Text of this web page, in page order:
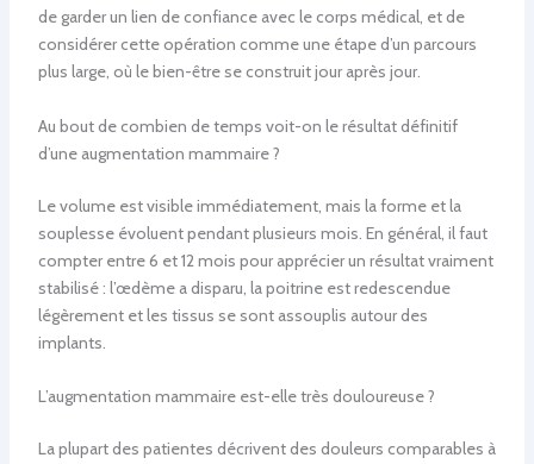
de garder un lien de confiance avec le corps médical, et de
considérer cette opération comme une étape d’un parcours
plus large, où le bien-être se construit jour après jour.
Au bout de combien de temps voit-on le résultat définitif
d’une augmentation mammaire ?
Le volume est visible immédiatement, mais la forme et la
souplesse évoluent pendant plusieurs mois. En général, il faut
compter entre 6 et 12 mois pour apprécier un résultat vraiment
stabilisé : l’œdème a disparu, la poitrine est redescendue
légèrement et les tissus se sont assouplis autour des
implants.
L’augmentation mammaire est-elle très douloureuse ?
La plupart des patientes décrivent des douleurs comparables à